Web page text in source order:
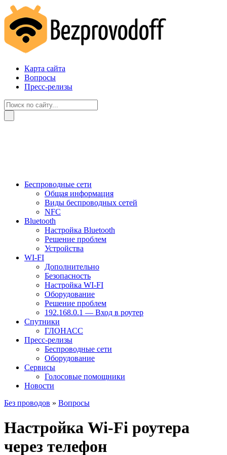
Карта сайта
Вопросы
Пресс-релизы
Беспроводные сети
Общая информация
Виды беспроводных сетей
NFC
Bluetooth
Настройка Bluetooth
Решение проблем
Устройства
WI-FI
Дополнительно
Безопасность
Настройка WI-FI
Оборудование
Решение проблем
192.168.0.1 — Вход в роутер
Спутники
ГЛОНАСС
Пресс-релизы
Беспроводные сети
Оборудование
Сервисы
Голосовые помощники
Новости
Без проводов » Вопросы
Настройка Wi-Fi роутера
через телефон